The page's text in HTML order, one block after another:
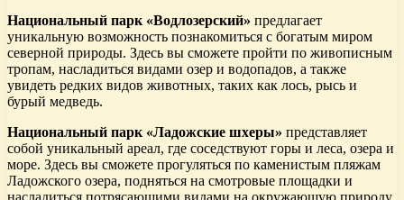
Национальный парк «Водлозерский» предлагает
уникальную возможность познакомиться с богатым миром
северной природы. Здесь вы сможете пройти по живописным
тропам, насладиться видами озер и водопадов, а также
увидеть редких видов животных, таких как лось, рысь и
бурый медведь.
Национальный парк «Ладожские шхеры» представляет
собой уникальный ареал, где соседствуют горы и леса, озера и
море. Здесь вы сможете прогуляться по каменистым пляжам
Ладожского озера, подняться на смотровые площадки и